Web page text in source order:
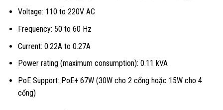
Voltage: 110 to 220V AC
Frequency: 50 to 60 Hz
Current: 0.22A to 0.27A
Power rating (maximum consumption): 0.11 kVA
PoE Support: PoE+ 67W (30W cho 2 cổng hoặc 15W cho 4
cổng)